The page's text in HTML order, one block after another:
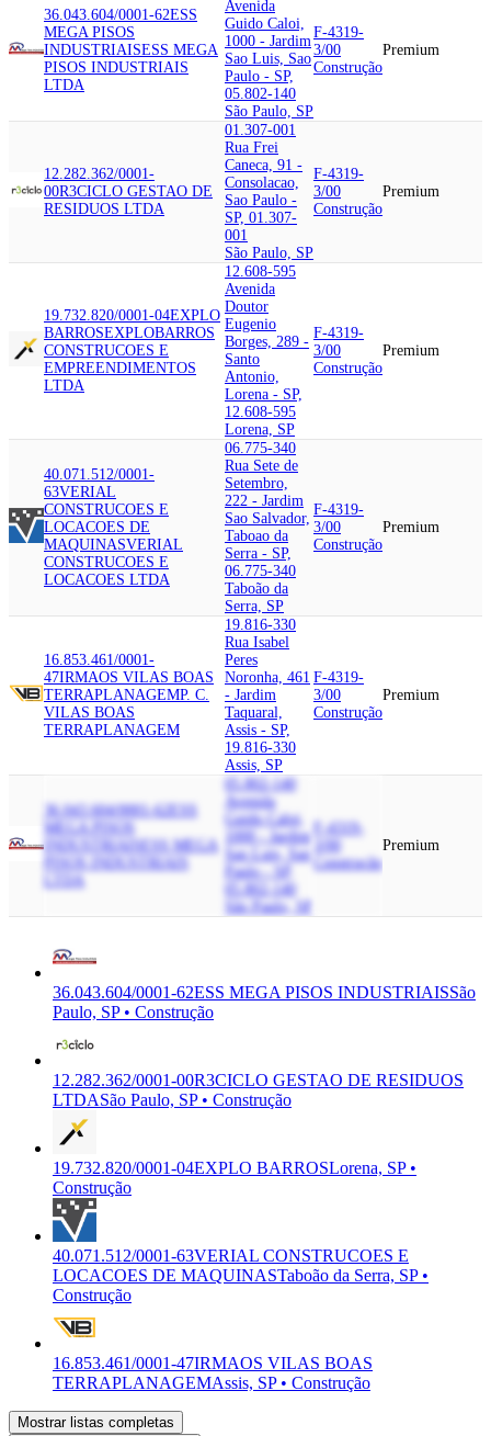
36.043.604/0001-62ESS
MEGA PISOS
INDUSTRIAISESS MEGA
PISOS INDUSTRIAIS
LTDA
Avenida
Guido Caloi,
1000 - Jardim
Sao Luis, Sao
Paulo - SP,
05.802-140
São Paulo, SP
F-4319-
3/00
Construção
Premium
12.282.362/0001-
00R3CICLO GESTAO DE
RESIDUOS LTDA
01.307-001
Rua Frei
Caneca, 91 -
Consolacao,
Sao Paulo -
SP, 01.307-
001
São Paulo, SP
F-4319-
3/00
Construção
Premium
19.732.820/0001-04EXPLO
BARROSEXPLOBARROS
CONSTRUCOES E
EMPREENDIMENTOS
LTDA
12.608-595
Avenida
Doutor
Eugenio
Borges, 289 -
Santo
Antonio,
Lorena - SP,
12.608-595
Lorena, SP
F-4319-
3/00
Construção
Premium
40.071.512/0001-
63VERIAL
CONSTRUCOES E
LOCACOES DE
MAQUINASVERIAL
CONSTRUCOES E
LOCACOES LTDA
06.775-340
Rua Sete de
Setembro,
222 - Jardim
Sao Salvador,
Taboao da
Serra - SP,
06.775-340
Taboão da
Serra, SP
F-4319-
3/00
Construção
Premium
16.853.461/0001-
47IRMAOS VILAS BOAS
TERRAPLANAGEMP. C.
VILAS BOAS
TERRAPLANAGEM
19.816-330
Rua Isabel
Peres
Noronha, 461
- Jardim
Taquaral,
Assis - SP,
19.816-330
Assis, SP
F-4319-
3/00
Construção
Premium
36.043.604/0001-62ESS
MEGA PISOS
INDUSTRIAISESS MEGA
PISOS INDUSTRIAIS
05.802-140
Avenida
Guido Caloi,
1000 - Jardim
Sao Luis, Sao
Paulo - SP,
05.802-140
São Paulo, SP
F-4319-
3/00
Construção
Premium
36.043.604/0001-62ESS MEGA PISOS INDUSTRIAISSão
Paulo, SP • Construção
12.282.362/0001-00R3CICLO GESTAO DE RESIDUOS
LTDASão Paulo, SP • Construção
19.732.820/0001-04EXPLO BARROSLorena, SP •
Construção
40.071.512/0001-63VERIAL CONSTRUCOES E
LOCACOES DE MAQUINASTaboão da Serra, SP •
Construção
16.853.461/0001-47IRMAOS VILAS BOAS
TERRAPLANAGEMAssis, SP • Construção
Mostrar listas completas